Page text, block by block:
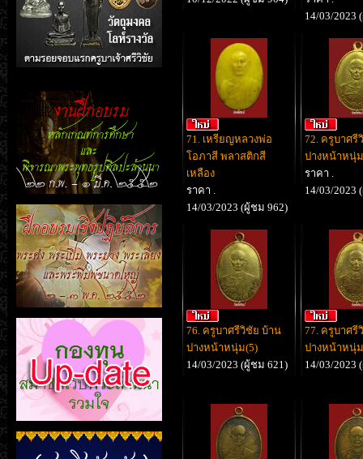
14/03/2023
71. เหรียญหลวงพ่อ
โอภาสี พลาสติกสี
เหลือง
ราคา .
14/03/2023 (ผู้ชม 962)
72. ครูบาศรี
ปางหน้าหนุ่
ราคา .
14/03/2023
76. ครูบาศรีวิชัย บ้าน
ปางหน้าหนุ่ม(5)
14/03/2023 (ผู้ชม 621)
77. ครูบาศรี
ปางหน้าหนุ่
14/03/2023